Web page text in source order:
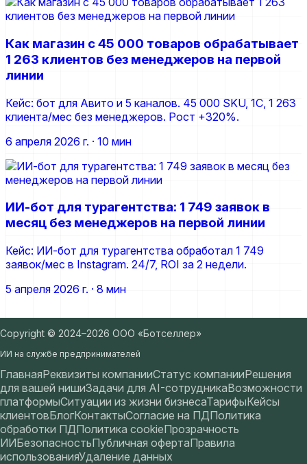
Как магазин с 45 000 товаров обрабатывает
1 263 клиентов без менеджеров на первой
линии
Кейс: бот для Авито и 5 каналов. 45 000 SKU, 1С, 1 263
клиента/мес без менеджеров. Рост +320%.
6 апреля 2026 г. · 10 мин
ИИ-бот для турагентства: 1 749 заявок в
месяц без менеджеров на первой линии
Кейс: ИИ-бот для турагентства обработал 1 749
заявок/мес в Instagram. 24/7, ROI за 2 недели.
5 апреля 2026 г. · 8 мин
Copyright © 2024–2026 ООО «Ботселлер»
ИИ на службе предпринимателей
ГлавнаяРеквизиты компанииСтатус компанииРешения
для вашей нишиЗадачи для AI-сотрудникаВозможности
платформыСитуации из жизни бизнесаТарифыКейсы
клиентовБлогКонтактыСогласие на ПДПолитика
обработки ПДПолитика cookieПрозрачность
ИИБезопасностьПубличная офертаПравила
использованияУдаление данных